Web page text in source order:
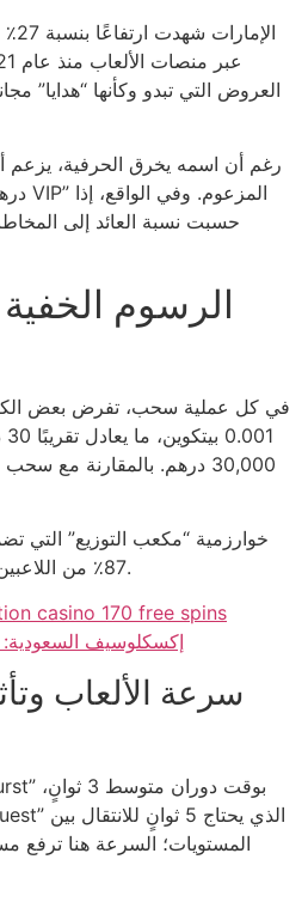
العروض التي تبدو وكأنها “هدايا”
الرسوم الخفية
في كل عملية سحب، تفرض بعض
87٪ من اللاعبين لا يرون سوى خسارة أولى.
إكسكلوسيف السعودية:
سرعة الألعاب
المستويات؛ السرعة هنا ترفع